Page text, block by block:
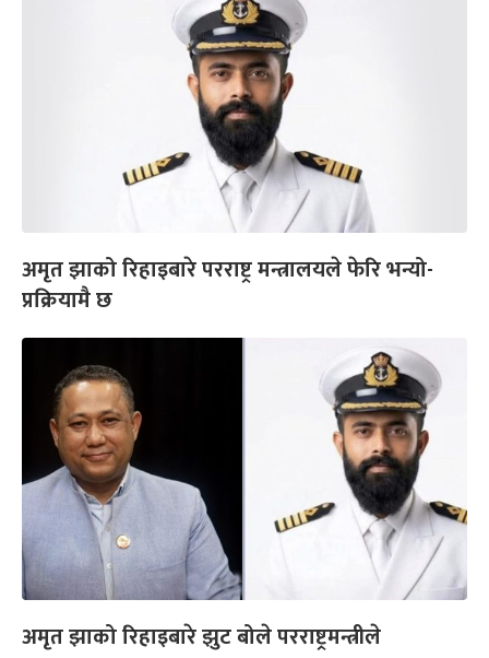
अमृत झाको रिहाइबारे परराष्ट्र मन्त्रालयले फेरि भन्यो-
प्रक्रियामै छ
अमृत झाको रिहाइबारे झुट बोले परराष्ट्रमन्त्रीले